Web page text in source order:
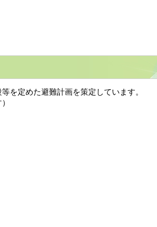
を定めた避難計画を策定しています。